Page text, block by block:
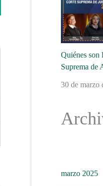
Quiénes son
Suprema de
30 de marzo
marzo 2025